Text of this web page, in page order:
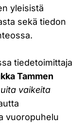
yleisistä
sekä tiedon
tiedetoimittaja
Tammen
vaikeita
vuoropuhelu